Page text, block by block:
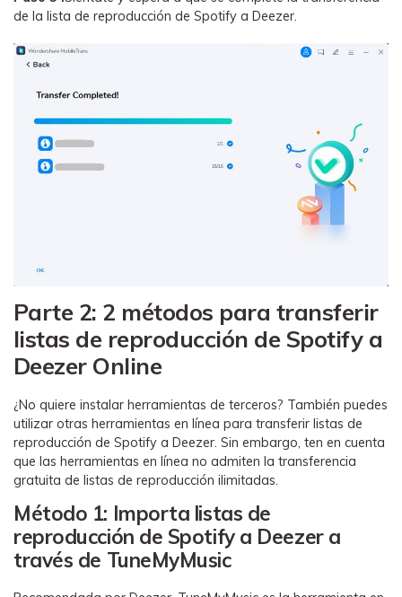
de la lista de reproducción de Spotify a Deezer.
Parte 2: 2 métodos para transferir
listas de reproducción de Spotify a
Deezer Online
¿No quiere instalar herramientas de terceros? También puedes
utilizar otras herramientas en línea para transferir listas de
reproducción de Spotify a Deezer. Sin embargo, ten en cuenta
que las herramientas en línea no admiten la transferencia
gratuita de listas de reproducción ilimitadas.
Método 1: Importa listas de
reproducción de Spotify a Deezer a
través de TuneMyMusic